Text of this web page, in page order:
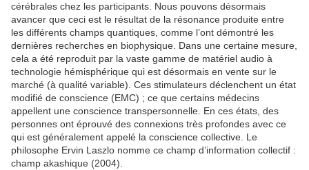
cérébrales chez les participants. Nous pouvons désormais
avancer que ceci est le résultat de la résonance produite entre
les différents champs quantiques, comme l’ont démontré les
dernières recherches en biophysique. Dans une certaine mesure,
cela a été reproduit par la vaste gamme de matériel audio à
technologie hémisphérique qui est désormais en vente sur le
marché (à qualité variable). Ces stimulateurs déclenchent un état
modifié de conscience (EMC) ; ce que certains médecins
appellent une conscience transpersonnelle. En ces états, des
personnes ont éprouvé des connexions très profondes avec ce
qui est généralement appelé la conscience collective. Le
philosophe Ervin Laszlo nomme ce champ d’information collectif :
champ akashique (2004).